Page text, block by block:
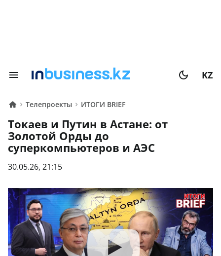
KZ
Телепроекты ИТОГИ BRIEF
Токаев и Путин в Астане: от
Золотой Орды до
суперкомпьютеров и АЭС
30.05.26, 21:15